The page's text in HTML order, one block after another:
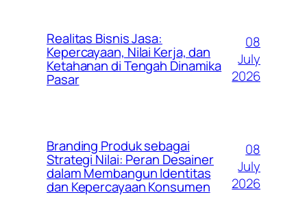
Realitas Bisnis Jasa:
Kepercayaan, Nilai Kerja, dan
Ketahanan di Tengah Dinamika
Pasar
08
July
2026
Branding Produk sebagai
Strategi Nilai: Peran Desainer
dalam Membangun Identitas
dan Kepercayaan Konsumen
08
July
2026